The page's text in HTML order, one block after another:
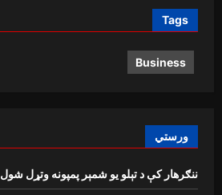
Tags
Business
ورستي
ننګرهار کې د تېلو یو شمېر پمپونه وتړل شول